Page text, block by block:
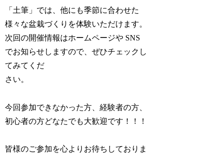
「土筆」では、他にも季節に合わせた
様々な盆栽づくりを体験いただけます。
次回の開催情報はホームページや SNS
でお知らせしますので、ぜひチェックし
てみてくだ
さい。
今回参加できなかった方、経験者の方、
初心者の方どなたでも大歓迎です！！！
皆様のご参加を心よりお待ちしておりま